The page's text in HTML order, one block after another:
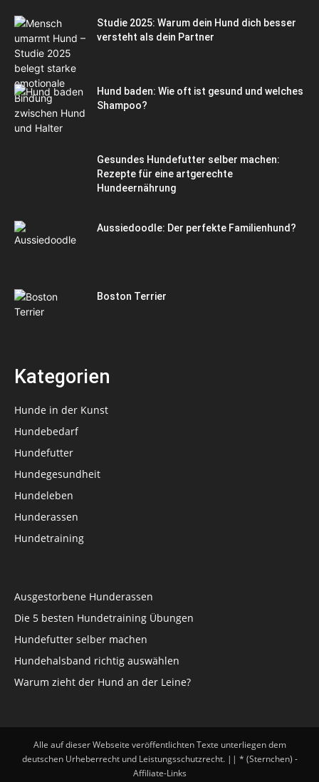
Studie 2025: Warum dein Hund dich besser
versteht als dein Partner
Hund baden: Wie oft ist gesund und welches
Shampoo?
Gesundes Hundefutter selber machen:
Rezepte für eine artgerechte
Hundeernährung
Aussiedoodle: Der perfekte Familienhund?
Boston Terrier
Kategorien
Hunde in der Kunst
Hundebedarf
Hundefutter
Hundegesundheit
Hundeleben
Hunderassen
Hundetraining
Ausgestorbene Hunderassen
Die 5 besten Hundetraining Übungen
Hundefutter selber machen
Hundehalsband richtig auswählen
Warum zieht der Hund an der Leine?
Alle auf dieser Webseite veröffentlichten Texte unterliegen dem
deutschen Urheberrecht und Leistungsschutzrecht. || * (Sternchen) -
Affiliate-Links